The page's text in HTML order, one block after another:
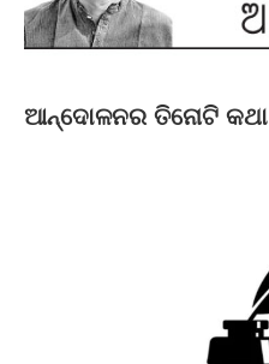
ଆନ୍ଦୋଳନର ତିନୋଟି କଥା